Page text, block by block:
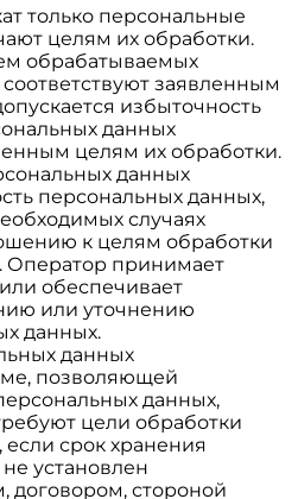
только персональные
целям их обработки.
обрабатываемых
заявленным
избыточность
данных
целям их обработки.
данных
персональных данных,
случаях
к целям обработки
Оператор принимает
обеспечивает
или уточнению
данных.
данных
позволяющей
данных,
цели обработки
срок хранения
установлен
договором, стороной